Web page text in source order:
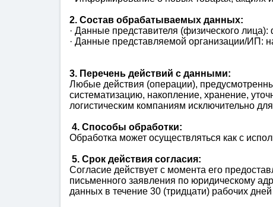
2. Состав обрабатываемых данных:
· Данные представителя (физического
· Данные представляемой организации/
3. Перечень действий с данными:
Любые действия (операции),
систематизацию, накопление, хранение,
логистическим компаниям исключительно
4. Способы обработки:
Обработка может осуществляться как с
5. Срок действия согласия:
Согласие действует с момента его
письменного заявления по юридическому
данных в течение 30 (тридцати) рабочих